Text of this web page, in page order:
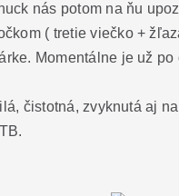
nás potom na ňu
( tretie viečko +
Momentálne je už
čistotná, zvyknutá aj